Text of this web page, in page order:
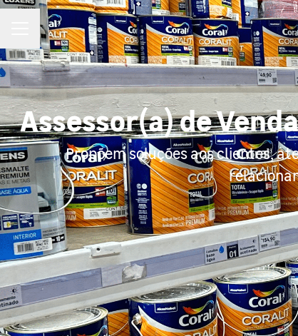
MENU DE CARREIRAS
Assessor(a) de
Propõem soluções aos clientes,